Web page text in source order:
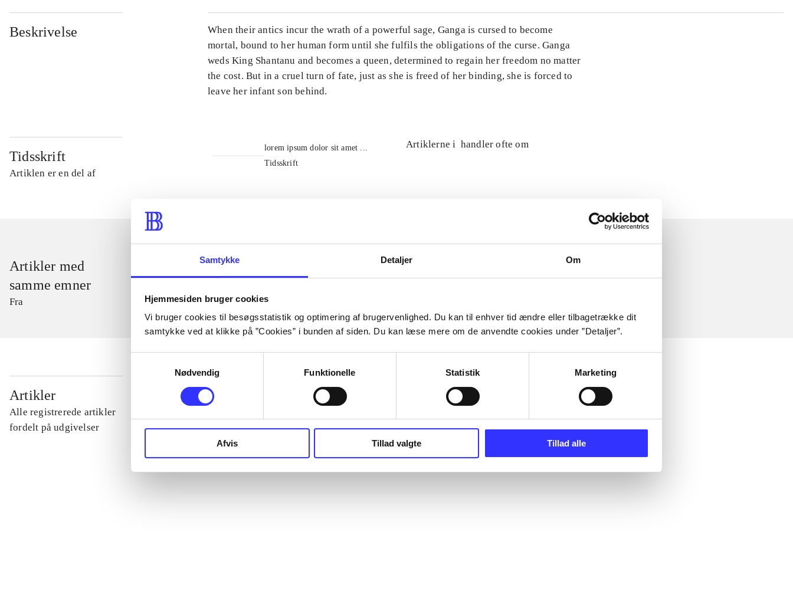
Samtykke Detaljer Om
Hjemmesiden bruger cookies
Vi bruger cookies til besøgsstatistik og optimering af brugervenlighed. Du kan til enhver tid ændre eller tilbagetrække dit
samtykke ved at klikke på ”Cookies” i bunden af siden. Du kan læse mere om de anvendte cookies under ”Detaljer”.
Nødvendig
Funktionelle Statistik Marketing
Afvis Tillad valgte Tillad alle
Beskrivelse
When their antics incur the wrath of a powerful sage, Ganga is cursed to become
mortal, bound to her human form until she fulfils the obligations of the curse. Ganga
weds King Shantanu and becomes a queen, determined to regain her freedom no matter
the cost. But in a cruel turn of fate, just as she is freed of her binding, she is forced to
leave her infant son behind.
Tidsskrift
Artiklen er en del af
lorem ipsum dolor sit amet ...
Tidsskrift
Artiklerne i handler ofte om
Artikler med
samme emner
Fra
Artikler
Alle registrerede artikler
fordelt på udgivelser
...